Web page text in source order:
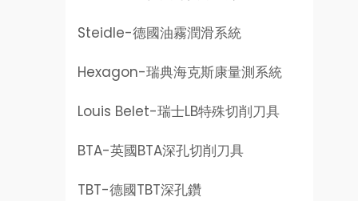
Steidle-德國油霧潤滑系統
Hexagon-瑞典海克斯康量測系統
Louis Belet-瑞士LB特殊切削刀具
BTA-英國BTA深孔切削刀具
TBT-德國TBT深孔鑽